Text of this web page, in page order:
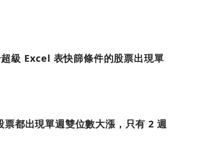
級 Excel 表快篩條件的股票出現單
都出現單週雙位數大漲，只有 2 週